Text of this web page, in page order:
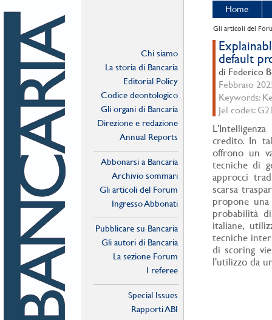
Chi siamo
La storia di Bancaria
Editorial Policy
Codice deontologico
Gli organi di Bancaria
Direzione e redazione
Annual Reports
Abbonarsi a Bancaria
Archivio sommari
Gli articoli del Forum
Ingresso Abbonati
Pubblicare su Bancaria
Gli autori di Bancaria
La sezione Forum
I referee
Special Issues
Rapporti ABI
Home
Gli articoli del
default
di Federico
Febbraio
Keywords:
Jel codes:
credito. In
offrono un
tecniche di
approcci
scarsa
propone
probabilità
italiane,
tecniche
di scoring
l'utilizzo da